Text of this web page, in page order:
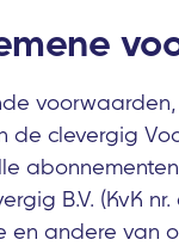
de clevergig
B.V. (KvK
en andere van